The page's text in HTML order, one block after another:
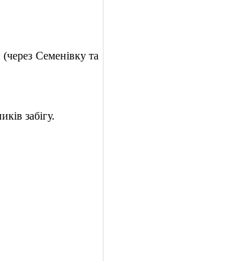
Семенівку та
забігу.